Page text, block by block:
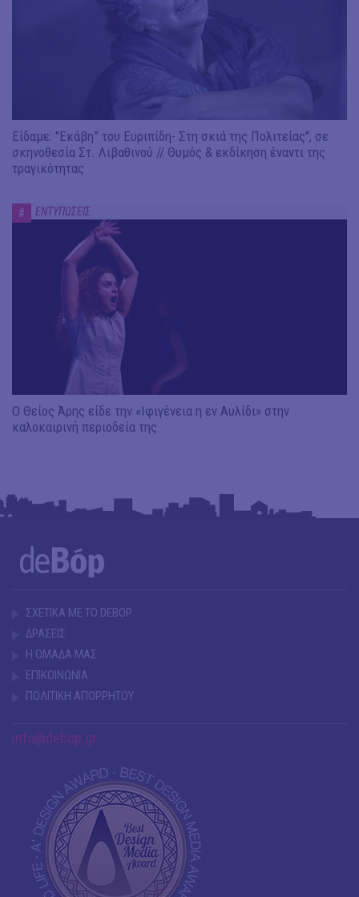
Είδαμε: "Εκάβη” του Ευριπίδη- Στη σκιά της Πολιτείας", σε
σκηνοθεσία Στ. Λιβαθινού // Θυμός & εκδίκηση έναντι της
τραγικότητας
# ΕΝΤΥΠΩΣΕΙΣ
Ο Θείος Άρης είδε την «Ιφιγένεια η εν Αυλίδι» στην
καλοκαιρινή περιοδεία της
ΣΧΕΤΙΚΑ ΜΕ ΤΟ DEBOP
ΔΡΑΣΕΙΣ
Η ΟΜΑΔΑ ΜΑΣ
ΕΠΙΚΟΙΝΩΝΙΑ
ΠΟΛΙΤΙΚΗ ΑΠΟΡΡΗΤΟΥ
info@debop.gr